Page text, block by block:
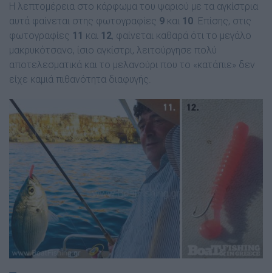
Η λεπτοµέρεια στο κάρφωµα του ψαριού µε τα αγκίστρια
αυτά φαίνεται στης φωτογραφίες 9 και 10 . Επίσης, στις
φωτογραφίες 11 και 12, φαίνεται καθαρά ότι το µεγάλο
µακρυκότσανο, ίσιο αγκίστρι, λειτούργησε πολύ
αποτελεσµατικά και το µελανούρι που το «κατάπιε» δεν
είχε καµιά πιθανότητα διαφυγής.